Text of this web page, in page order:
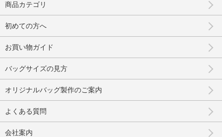
商品カテゴリ
初めての方へ
お買い物ガイド
バッグサイズの見方
オリジナルバッグ製作のご案内
よくある質問
会社案内